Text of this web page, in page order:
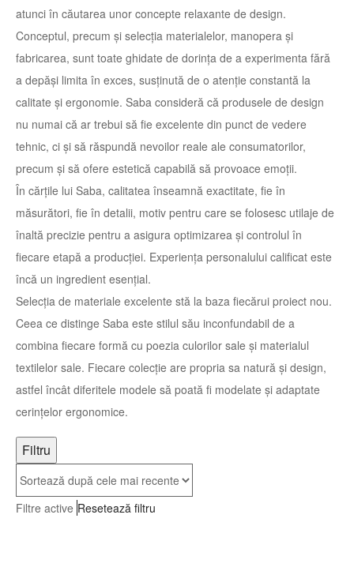
atunci în căutarea unor concepte relaxante de design.
Conceptul, precum și selecția materialelor, manopera și
fabricarea, sunt toate ghidate de dorința de a experimenta fără
a depăși limita în exces, susținută de o atenție constantă la
calitate și ergonomie. Saba consideră că produsele de design
nu numai că ar trebui să fie excelente din punct de vedere
tehnic, ci și să răspundă nevoilor reale ale consumatorilor,
precum și să ofere estetică capabilă să provoace emoții.
În cărțile lui Saba, calitatea înseamnă exactitate, fie în
măsurători, fie în detalii, motiv pentru care se folosesc utilaje de
înaltă precizie pentru a asigura optimizarea și controlul în
fiecare etapă a producției. Experiența personalului calificat este
încă un ingredient esențial.
Selecția de materiale excelente stă la baza fiecărui proiect nou.
Ceea ce distinge Saba este stilul său inconfundabil de a
combina fiecare formă cu poezia culorilor sale și materialul
textilelor sale. Fiecare colecție are propria sa natură și design,
astfel încât diferitele modele să poată fi modelate și adaptate
cerințelor ergonomice.
Filtru
Filtre active Resetează filtru